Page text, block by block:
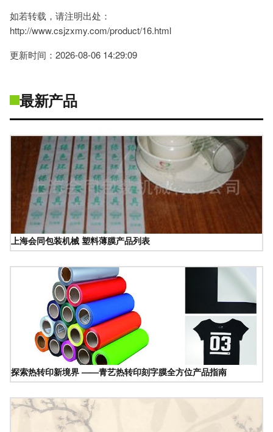
如若转载，请注明出处：
http://www.csjzxmy.com/product/16.html
更新时间：2026-08-06 14:29:09
最新产品
上海会同包装机械 塑料薄膜产品列表
探索热转印新境界 ——青艺热转印刻字膜全方位产品指南